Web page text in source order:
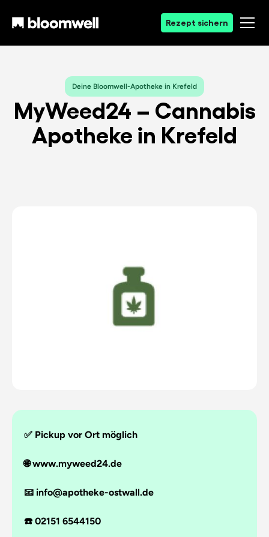
Rezept sichern
Deine Bloomwell-Apotheke in Krefeld
MyWeed24 – Cannabis
Apotheke in Krefeld
✅ Pickup vor Ort möglich
🌐 www.myweed24.de
📧 info@apotheke-ostwall.de
☎️ 02151 6544150